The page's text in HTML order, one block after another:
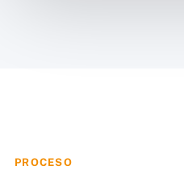
PROCESO